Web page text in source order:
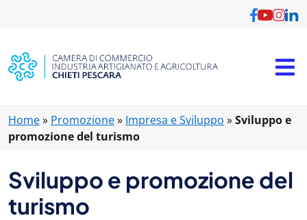
Home» Promozione» Impresa e Sviluppo »Sviluppo e
promozione del turismo
Sviluppo e promozione del
turismo